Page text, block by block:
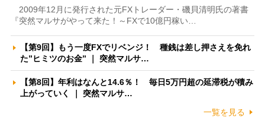
2009年12月に発行された元FXトレーダー・磯貝清明氏の著書
『突然マルサがやって来た！～FXで10億円稼い…
【第9回】もう一度FXでリベンジ！ 種銭は差し押さえを免れ
た”ヒミツのお金” ｜ 突然マルサ…
【第8回】年利はなんと14.6％！ 毎日5万円超の延滞税が積み
上がっていく ｜ 突然マルサ…
一覧を見る